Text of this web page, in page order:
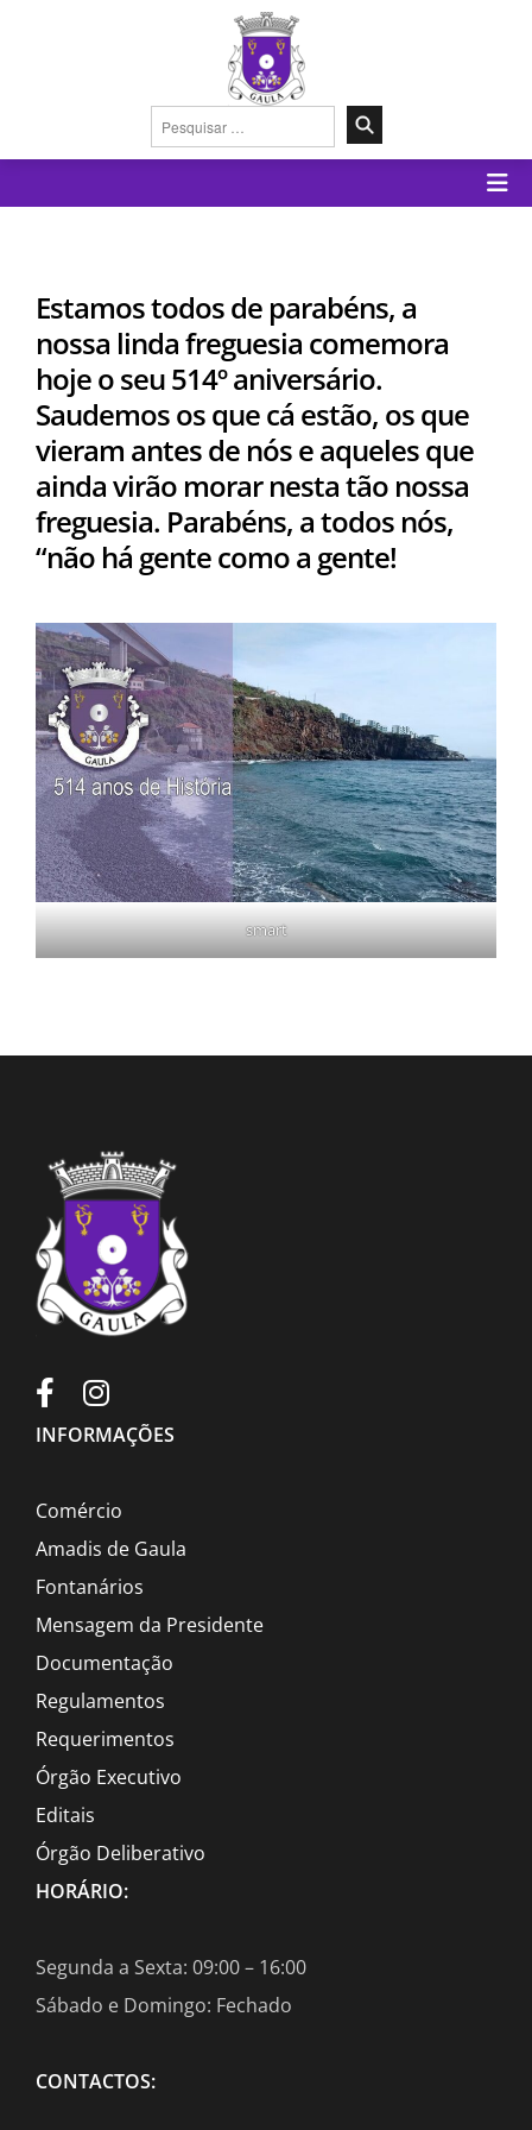
Pesquisar
por:
Estamos todos de parabéns, a
nossa linda freguesia comemora
hoje o seu 514º aniversário.
Saudemos os que cá estão, os que
vieram antes de nós e aqueles que
ainda virão morar nesta tão nossa
freguesia. Parabéns, a todos nós,
“não há gente como a gente!
smart
INFORMAÇÕES
Comércio
Amadis de Gaula
Fontanários
Mensagem da Presidente
Documentação
Regulamentos
Requerimentos
Órgão Executivo
Editais
Órgão Deliberativo
HORÁRIO:
Segunda a Sexta: 09:00 – 16:00
Sábado e Domingo: Fechado
CONTACTOS: